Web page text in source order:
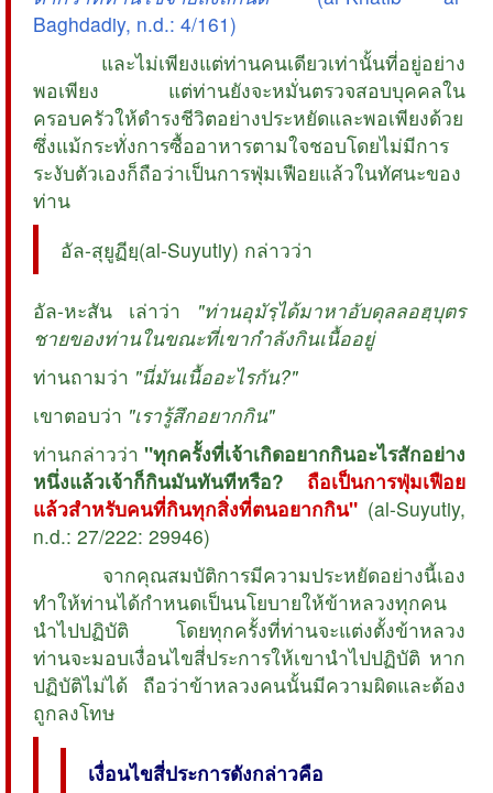
Baghdadiy, n.d.: 4/161)
และไม่เพียงแต่ท่านคนเดียวเท่านั้นที่อยู่อย่าง
พอเพียง แต่ท่านยังจะหมั่นตรวจสอบบุคคลใน
ครอบครัวให้ดำรงชีวิตอย่างประหยัดและพอเพียงด้วย
ซึ่งแม้กระทั่งการซื้ออาหารตามใจชอบโดยไม่มีการ
ระงับตัวเองก็ถือว่าเป็นการฟุ่มเฟือยแล้วในทัศนะของ
ท่าน
อัล-สุยูฏียฺ(al-Suyutiy) กล่าวว่า
อัล-หะสัน เล่าว่า "ท่านอุมัรฺได้มาหาอับดุลลอฮฺบุตร
ชายของท่านในขณะที่เขากำลังกินเนื้ออยู่
ท่านถามว่า "นี่มันเนื้ออะไรกัน?"
เขาตอบว่า "เรารู้สึกอยากกิน"
ท่านกล่าวว่า "ทุกครั้งที่เจ้าเกิดอยากกินอะไรสักอย่าง
หนึ่งแล้วเจ้าก็กินมันทันทีหรือ?
ถือเป็นการฟุ่มเฟือย
แล้วสำหรับคนที่กินทุกสิ่งที่ตนอยากกิน" (al-Suyutiy,
n.d.: 27/222: 29946)
จากคุณสมบัติการมีความประหยัดอย่างนี้เอง
ทำให้ท่านได้กำหนดเป็นนโยบายให้ข้าหลวงทุกคน
นำไปปฏิบัติ โดยทุกครั้งที่ท่านจะแต่งตั้งข้าหลวง
ท่านจะมอบเงื่อนไขสี่ประการให้เขานำไปปฏิบัติ หาก
ปฏิบัติไม่ได้ ถือว่าข้าหลวงคนนั้นมีความผิดและต้อง
ถูกลงโทษ
เงื่อนไขสี่ประการดังกล่าวคือ